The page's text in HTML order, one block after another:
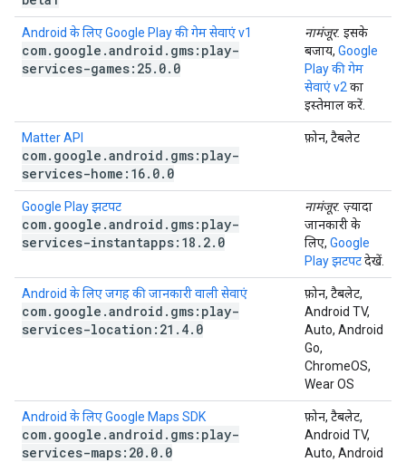
Android के लिए Google Play की गेम सेवाएं v1
com. google .android . gms:play-
services-games:25. 0. 0
नामंजूर. इसके
बजाय, Google
Play की गेम
सेवाएं v2 का
इस्तेमाल करें.
Matter API
com. google .android . gms:play-
services-home:16. 0. 0
फ़ोन, टैबलेट
Google Play झटपट
com. google .android . gms:play-
services-instantapps:18 . 2. 0
नामंजूर. ज़्यादा
जानकारी के
लिए, Google
Play झटपटदेखें.
Android के लिए जगह की जानकारी वाली सेवाएं
com. google .android . gms:play-
services-location:21 . 4. 0
फ़ोन, टैबलेट,
Android TV,
Auto, Android
Go,
ChromeOS,
Wear OS
Android के लिए Google Maps SDK
com. google .android . gms:play-
services-maps:20. 0. 0
फ़ोन, टैबलेट,
Android TV,
Auto, Android